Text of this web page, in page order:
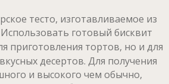
тесто, изготавливаемое из
Использовать готовый бисквит
приготовления тортов, но и для
десертов. Для получения
и высокого чем обычно,